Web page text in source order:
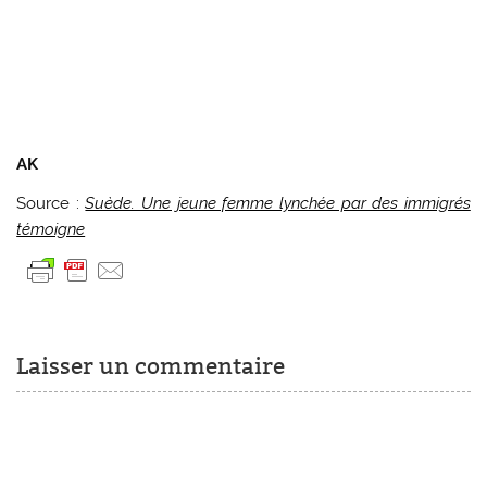
AK
Source :Suède. Une jeune femme lynchée par des immigrés
témoigne
Laisser un commentaire